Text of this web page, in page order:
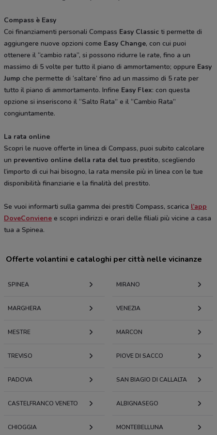
Compass è Easy
Coi finanziamenti personali Compass Easy Classic ti permette di
aggiungere nuove opzioni come Easy Change, con cui puoi
ottenere il “cambio rata”, si possono ridurre le rate, fino a un
massimo di 5 volte per tutto il piano di ammortamento; oppure Easy
Jump che permette di ‘saltare’ fino ad un massimo di 5 rate per
tutto il piano di ammortamento. Infine Easy Flex: con questa
opzione si inseriscono il “Salto Rata” e il “Cambio Rata”
congiuntamente.
La rata online
Scopri le nuove offerte in linea di Compass, puoi subito calcolare
un preventivo online della rata del tuo prestito, scegliendo
l’importo di cui hai bisogno, la rata mensile più in linea con le tue
disponibilità finanziarie e la finalità del prestito.
Se vuoi informarti sulla gamma dei prestiti Compass, scarica l’app
DoveConviene e scopri indirizzi e orari delle filiali più vicine a casa
tua a Spinea.
Offerte volantini e cataloghi per città nelle vicinanze
SPINEA MIRANO
MARGHERA VENEZIA
MESTRE MARCON
TREVISO PIOVE DI SACCO
PADOVA SAN BIAGIO DI CALLALTA
CASTELFRANCO VENETO ALBIGNASEGO
CHIOGGIA MONTEBELLUNA